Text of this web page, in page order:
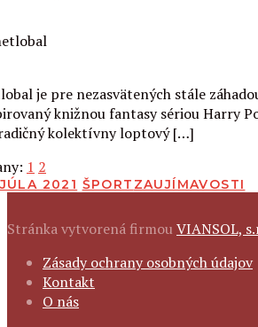
je pre nezasvätených stále
knižnou fantasy sériou Harry
kolektívny loptový […]
1 2
2021 ŠPORT ZAUJÍMAVOSTI
Stránka vytvorená firmou VIANSOL,
FOOTER
NAVIGATION
Zásady ochrany osobných údajov
Kontakt
O nás